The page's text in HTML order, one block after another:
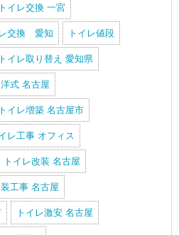
トイレ交換 一宮
交換 愛知 トイレ値段
トイレ取り替え 愛知県
式 名古屋
トイレ増築 名古屋市
レ工事 オフィス
トイレ改装 名古屋
工事 名古屋
トイレ激安 名古屋